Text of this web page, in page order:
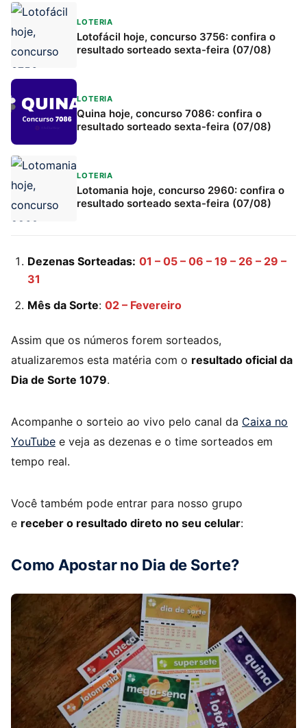
LOTERIA
Lotofácil hoje, concurso 3756: confira o
resultado sorteado sexta-feira (07/08)
LOTERIA
Quina hoje, concurso 7086: confira o
resultado sorteado sexta-feira (07/08)
LOTERIA
Lotomania hoje, concurso 2960: confira o
resultado sorteado sexta-feira (07/08)
Dezenas Sorteadas: 01 – 05 – 06 – 19 – 26 – 29 –
31
Mês da Sorte: 02 – Fevereiro
Assim que os números forem sorteados,
atualizaremos esta matéria com o resultado oficial da
Dia de Sorte 1079.
Acompanhe o sorteio ao vivo pelo canal da Caixa no
YouTube e veja as dezenas e o time sorteados em
tempo real.
Você também pode entrar para nosso grupo
e receber o resultado direto no seu celular:
Como Apostar no Dia de Sorte?